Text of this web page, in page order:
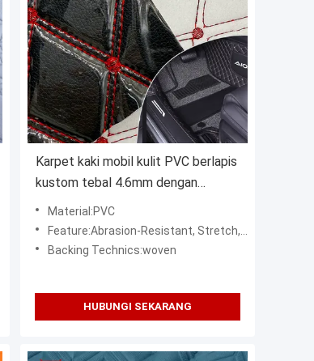
Karpet kaki mobil kulit PVC berlapis
kustom tebal 4.6mm dengan
bantalan busa, pas elastis, timbul,
bordir untuk kursi mobil, sofa, dan
tas
Material:PVC
Feature:Abrasion-Resistant, Stretch, water resistant, Waterproof, wind proof, Blackout, stain Resistant, Stain Repellent, wicking, Wrinkle Resistant
Backing Technics:woven
HUBUNGI SEKARANG